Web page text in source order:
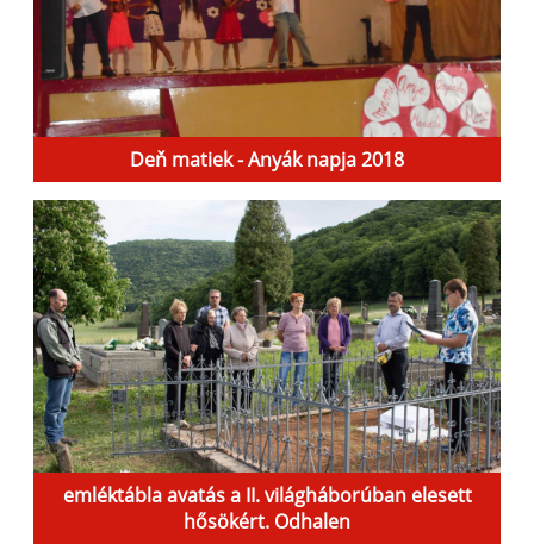
Deň matiek - Anyák napja 2018
emléktábla avatás a II. világháborúban elesett
hősökért. Odhalen